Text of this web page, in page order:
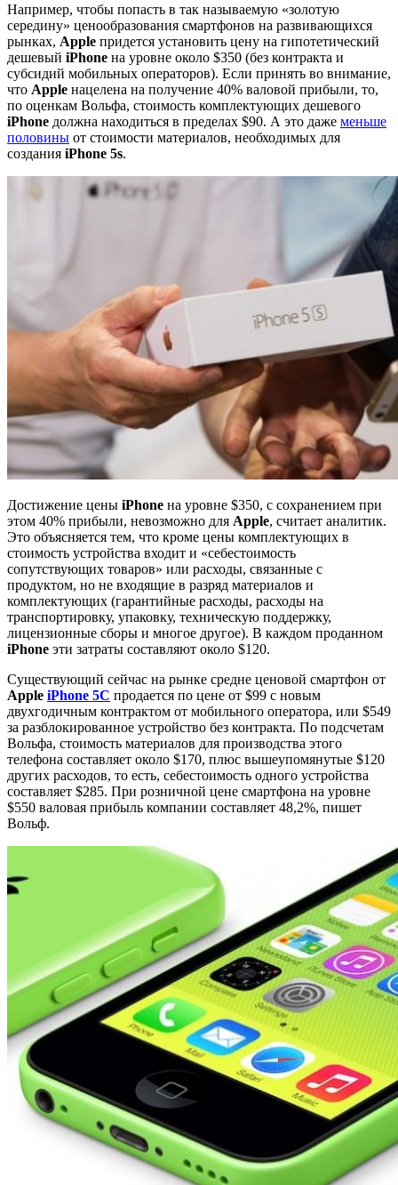
Например, чтобы попасть в так называемую «золотую
середину» ценообразования смартфонов на развивающихся
рынках, Apple придется установить цену на гипотетический
дешевый iPhone на уровне около $350 (без контракта и
субсидий мобильных операторов). Если принять во внимание,
что Apple нацелена на получение 40% валовой прибыли, то,
по оценкам Вольфа, стоимость комплектующих дешевого
iPhone должна находиться в пределах $90. А это даже меньше
половины от стоимости материалов, необходимых для
создания iPhone 5s.
Достижение цены iPhone на уровне $350, с сохранением при
этом 40% прибыли, невозможно для Apple, считает аналитик.
Это объясняется тем, что кроме цены комплектующих в
стоимость устройства входит и «себестоимость
сопутствующих товаров» или расходы, связанные с
продуктом, но не входящие в разряд материалов и
комплектующих (гарантийные расходы, расходы на
транспортировку, упаковку, техническую поддержку,
лицензионные сборы и многое другое). В каждом проданном
iPhone эти затраты составляют около $120.
Существующий сейчас на рынке средне ценовой смартфон от
Apple iPhone 5С продается по цене от $99 с новым
двухгодичным контрактом от мобильного оператора, или $549
за разблокированное устройство без контракта. По подсчетам
Вольфа, стоимость материалов для производства этого
телефона составляет около $170, плюс вышеупомянутые $120
других расходов, то есть, себестоимость одного устройства
составляет $285. При розничной цене смартфона на уровне
$550 валовая прибыль компании составляет 48,2%, пишет
Вольф.